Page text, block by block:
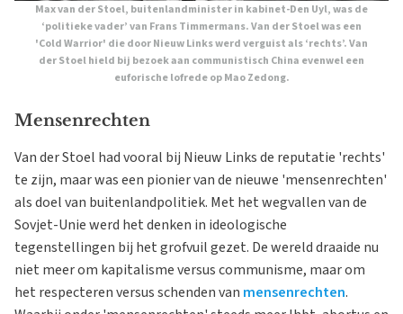
Max van der Stoel, buitenlandminister in kabinet-Den Uyl, was de
‘politieke vader’ van Frans Timmermans. Van der Stoel was een
'Cold Warrior' die door Nieuw Links werd verguist als ‘rechts’. Van
der Stoel hield bij bezoek aan communistisch China evenwel een
euforische lofrede op Mao Zedong.
Mensenrechten
Van der Stoel had vooral bij Nieuw Links de reputatie 'rechts'
te zijn, maar was een pionier van de nieuwe 'mensenrechten'
als doel van buitenlandpolitiek. Met het wegvallen van de
Sovjet-Unie werd het denken in ideologische
tegenstellingen bij het grofvuil gezet. De wereld draaide nu
niet meer om kapitalisme versus communisme, maar om
het respecteren versus schenden van mensenrechten.